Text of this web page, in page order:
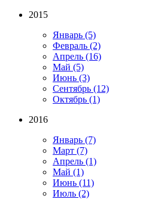
2015
Январь (5)
Февраль (2)
Апрель (16)
Май (5)
Июнь (3)
Сентябрь (12)
Октябрь (1)
2016
Январь (7)
Март (7)
Апрель (1)
Май (1)
Июнь (11)
Июль (2)